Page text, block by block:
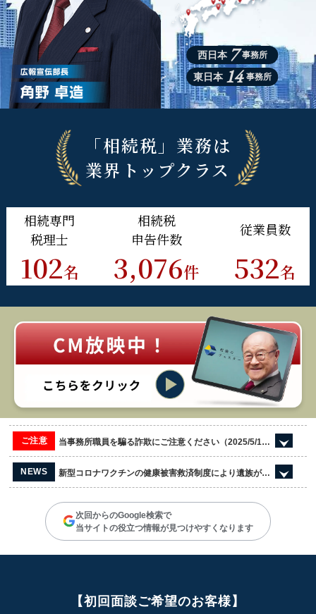
西日本 7 事務所
東日本 14 事務所
「相続税」業務は
業界トップクラス
相続専門
税理士
102名
相続税
申告件数
3,076件
従業員数
532名
ご注意 当事務所職員を騙る詐欺にご注意ください（2025/5/13更新）
NEWS 新型コロナワクチンの健康被害救済制度により遺族が受領した死亡一時金の課税関係
次回からのGoogle検索で
当サイトの役立つ情報が見つけやすくなります
【初回面談ご希望のお客様】